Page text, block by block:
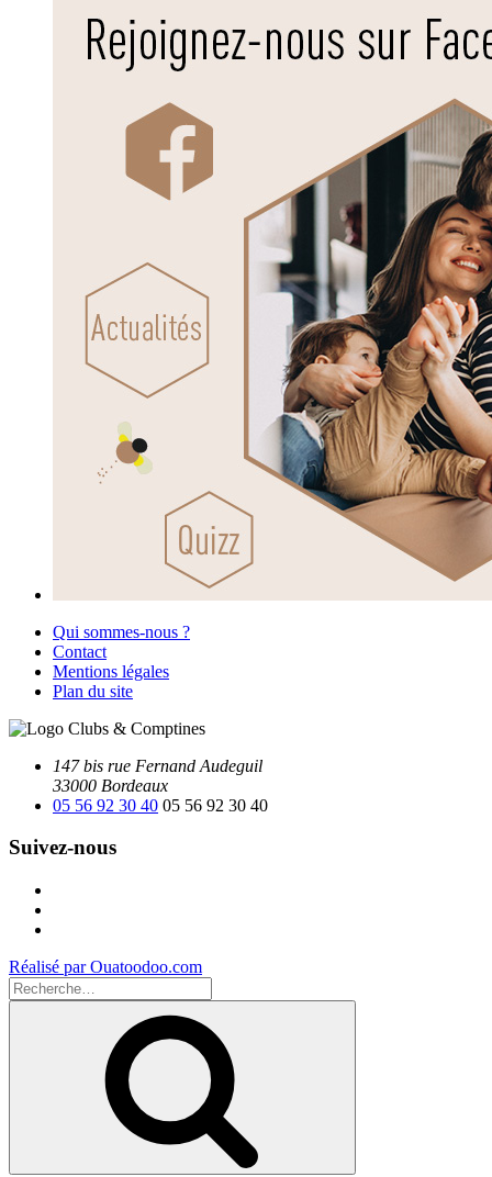
Qui sommes-nous ?
Contact
Mentions légales
Plan du site
147 bis rue Fernand Audeguil
33000 Bordeaux
05 56 92 30 40 05 56 92 30 40
Suivez-nous
Réalisé par Ouatoodoo.com
Recherche
pour